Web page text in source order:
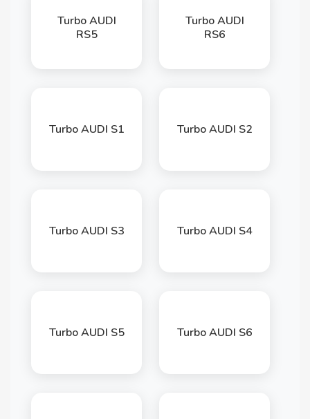
Turbo AUDI
RS5
Turbo AUDI
RS6
Turbo AUDI S1 Turbo AUDI S2
Turbo AUDI S3 Turbo AUDI S4
Turbo AUDI S5 Turbo AUDI S6